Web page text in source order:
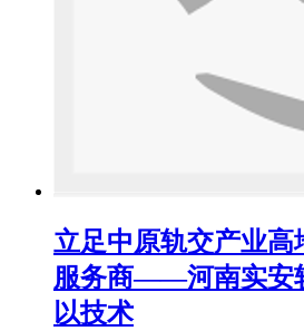
立足中原轨交产业高
服务商——河南实安
以技术